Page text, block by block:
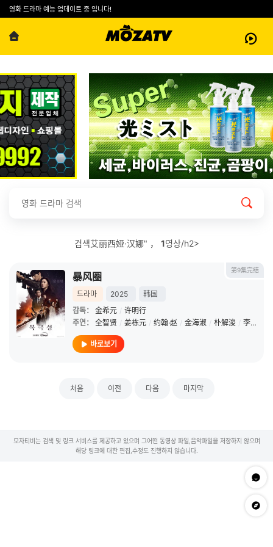
영화 드라마 예능 업데이트 중 입니다!
검색艾丽西娅·汉娜" ， 1영상/h2>
第9集完结
暴风圈
드라마 2025
韩国
감독：
金希元 / 许明行
주연：
全智贤 / 姜栋元 / 约翰·赵 / 金海淑 / 朴解浚 / 李美淑
바로보기
처음 이전 다음 마지막
모자티비는 검색 및 링크 서비스를 제공하고 있으며 그어떤 동영상 파일,음악파일을 저장하지 않으며
해당 링크에 대한 편집,수정도 진행하지 않습니다.
문의하
app